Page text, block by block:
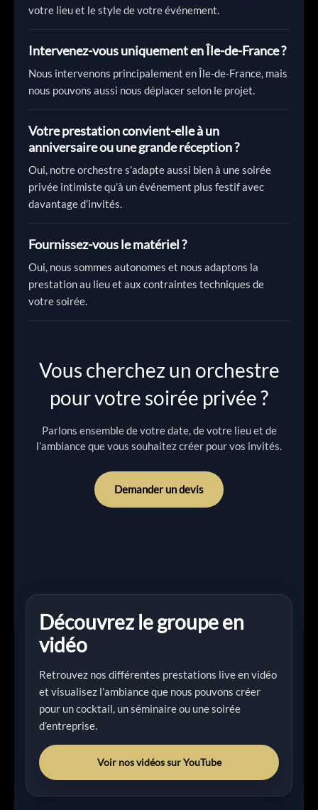
votre lieu et le style de votre événement.
Intervenez-vous uniquement en Île-de-France ?
Nous intervenons principalement en Île-de-France, mais
nous pouvons aussi nous déplacer selon le projet.
Votre prestation convient-elle à un
anniversaire ou une grande réception ?
Oui, notre orchestre s’adapte aussi bien à une soirée
privée intimiste qu’à un événement plus festif avec
davantage d’invités.
Fournissez-vous le matériel ?
Oui, nous sommes autonomes et nous adaptons la
prestation au lieu et aux contraintes techniques de
votre soirée.
Vous cherchez un orchestre
pour votre soirée privée ?
Parlons ensemble de votre date, de votre lieu et de
l’ambiance que vous souhaitez créer pour vos invités.
Demander un devis
Découvrez le groupe en
vidéo
Retrouvez nos différentes prestations live en vidéo
et visualisez l’ambiance que nous pouvons créer
pour un cocktail, un séminaire ou une soirée
d’entreprise.
Voir nos vidéos sur YouTube